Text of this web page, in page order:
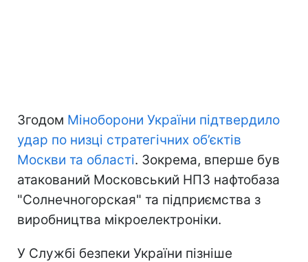
Згодом Міноборони України підтвердило
удар по низці стратегічних об’єктів
Москви та області. Зокрема, вперше був
атакований Московський НПЗ нафтобаза
"Солнечногорская" та підприємства з
виробництва мікроелектроніки.
У Службі безпеки України пізніше